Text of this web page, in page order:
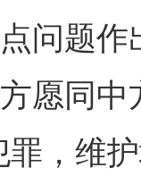
问题
愿同中
罪，维